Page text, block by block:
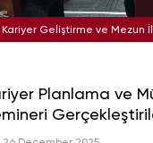
Kariyer Geliştirme ve Mezun
Planlama ve